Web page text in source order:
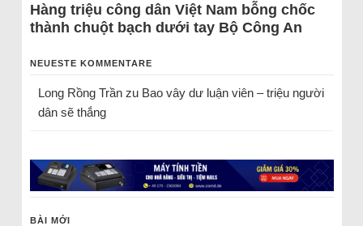
Hàng triệu công dân Việt Nam bỗng chốc
thành chuột bạch dưới tay Bộ Công An
NEUESTE KOMMENTARE
Long Rồng Trầnzu Bao vây dư luận viên – triệu người
dân sẽ thắng
BÀI MỚI